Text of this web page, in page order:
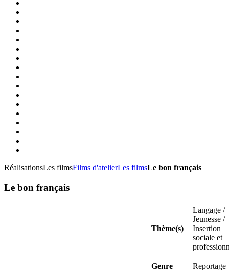
RéalisationsLes filmsFilms d'atelierLes filmsLe bon français
Le bon français
Thème(s)
Langage /
Jeunesse /
Insertion
sociale et
Genre Reportage